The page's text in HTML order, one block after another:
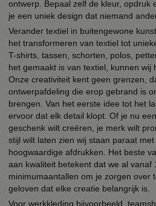
ontwerp. Bepaal zelf de kleur, opdruk
je een uniek design dat niemand
Verander textiel in buitengewone
het transformeren van textiel tot
T-shirts, tassen, schorten, polos,
het gemaakt is van textiel, kunnen wij
Onze creativiteit kent geen grenzen,
ontwerpafdeling die erop gebrand is
brengen. Van het eerste idee tot het
ervoor dat elk detail klopt. Of je nu
geschenk wilt creëren, je merk wilt
stijl wilt laten zien wij staan paraat
hoogwaardige afdrukken. Het beste
aan kwaliteit betekent dat we al vanaf
minimumaantallen om je zorgen over
geloven dat elke creatie belangrijk is.
Voor werkkleding bijvoorbeeld,